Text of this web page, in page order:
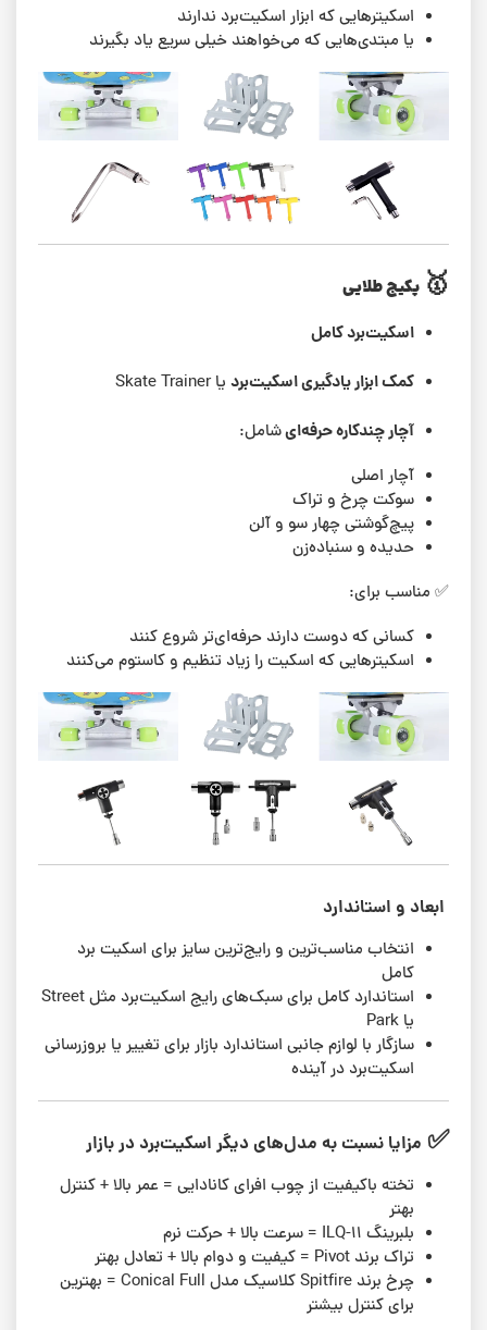
اسکیترهایی که ابزار اسکیت‌برد ندارند
یا مبتدی‌هایی که می‌خواهند خیلی سریع یاد بگیرند
🥇 پکیج طلایی
اسکیت‌برد کامل
کمک ابزار یادگیری اسکیت‌برد یا Skate Trainer
آچار چندکاره حرفه‌ایشامل:
آچار اصلی
سوکت چرخ و تراک
پیچ‌گوشتی چهار سو و آلن
حدیده و سنباده‌زن
✅ مناسب برای:
کسانی که دوست دارند حرفه‌ای‌تر شروع کنند
اسکیترهایی که اسکیت را زیاد تنظیم و کاستوم می‌کنند
ابعاد و استاندارد
انتخاب مناسب‌ترین و رایج‌ترین سایز برای اسکیت برد
کامل
استاندارد کامل برای سبک‌های رایج اسکیت‌برد مثل Street
یا Park
سازگار با لوازم جانبی استاندارد بازار برای تغییر یا بروزرسانی
اسکیت‌برد در آینده
✅ مزایا نسبت به مدل‌های دیگر اسکیت‌برد در بازار
تخته با‌کیفیت از چوب افرای کانادایی = عمر بالا + کنترل
بهتر
بلبرینگ ILQ-11 = سرعت بالا + حرکت نرم
تراک برند Pivot = کیفیت و دوام بالا + تعادل بهتر
چرخ برند Spitfire کلاسیک مدل Conical Full = بهترین
برای کنترل بیشتر